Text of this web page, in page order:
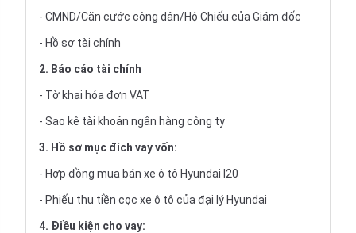
- CMND/Căn cước công dân/Hộ Chiếu của Giám đốc
- Hồ sơ tài chính
2. Báo cáo tài chính
- Tờ khai hóa đơn VAT
- Sao kê tài khoản ngân hàng công ty
3. Hồ sơ mục đích vay vốn:
- Hợp đồng mua bán xe ô tô Hyundai I20
- Phiếu thu tiền cọc xe ô tô của đại lý Hyundai
4. Điều kiện cho vay: